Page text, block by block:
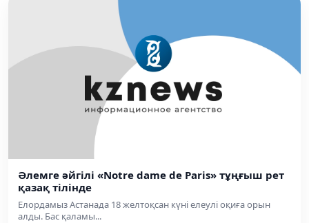
Әлемге әйгілі «Notre dame de Paris» тұңғыш рет
қазақ тілінде
Елордамыз Астанада 18 желтоқсан күні елеулі оқиға орын
алды. Бас қаламы...